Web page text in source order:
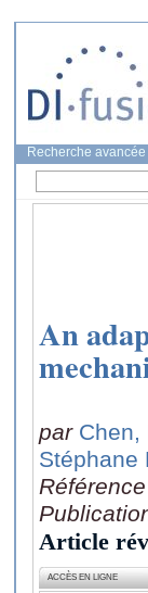
Recherche avancée
An
par Chen,
Stéphane
Référence
Article
ACCÈS EN LIGNE